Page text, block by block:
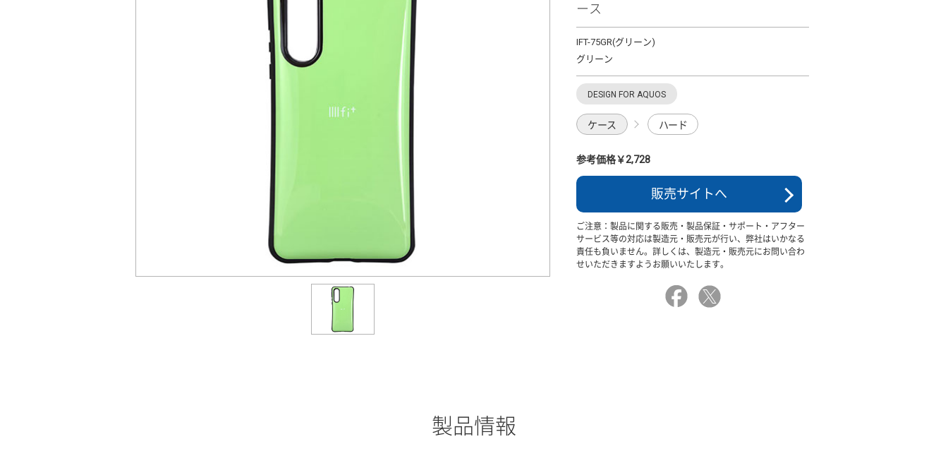
ース
IFT-75GR(グリーン)
グリーン
DESIGN FOR AQUOS
ケース ハード
参考価格￥2,728
販売サイトへ
ご注意：製品に関する販売・製品保証・サポート・アフター
サービス等の対応は製造元・販売元が行い、弊社はいかなる
責任も負いません。詳しくは、製造元・販売元にお問い合わ
せいただきますようお願いいたします。
製品情報